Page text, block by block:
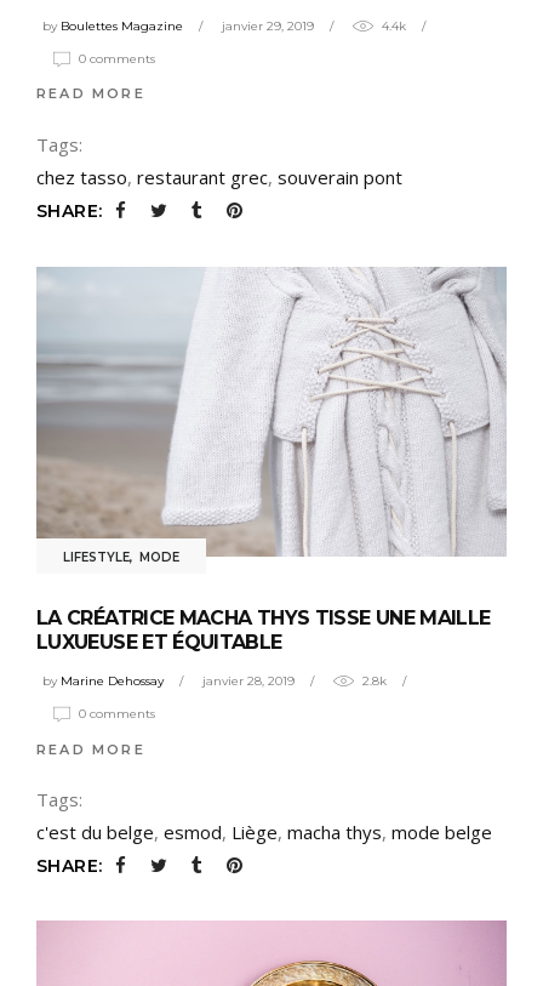
by Boulettes Magazine janvier 29, 2019 4.4k
0 comments
READ MORE
Tags:
chez tasso, restaurant grec, souverain pont
SHARE:
LIFESTYLE, MODE
LA CRÉATRICE MACHA THYS TISSE UNE MAILLE
LUXUEUSE ET ÉQUITABLE
by Marine Dehossay janvier 28, 2019 2.8k
0 comments
READ MORE
Tags:
c'est du belge, esmod, Liège, macha thys, mode belge
SHARE: